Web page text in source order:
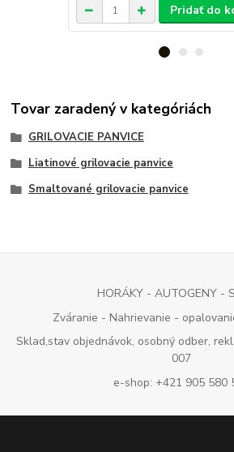
Pridať do
Tovar zaradený v kategóriách
GRILOVACIE PANVICE
Liatinové grilovacie panvice
Smaltované grilovacie panvice
HORÁKY - AUTOGENY -
Zváranie - Nahrievanie -
Sklad,stav objednávok, osobný odber,
007
e-shop: +421 905 580